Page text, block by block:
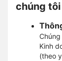
chúng tôi
Kinh
(theo